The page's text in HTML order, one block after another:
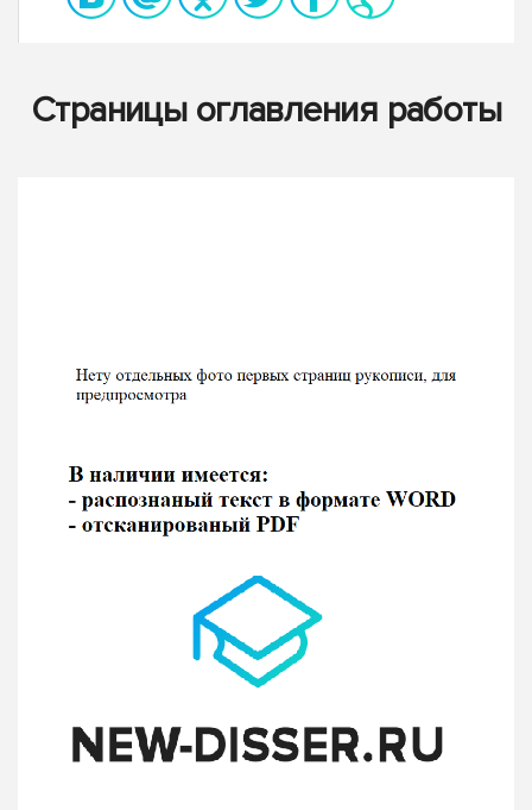
Страницы оглавления работы